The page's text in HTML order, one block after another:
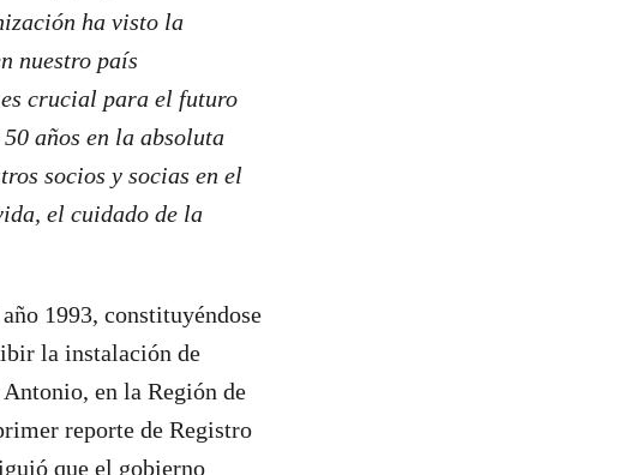
ha visto la
nuestro país
crucial para el futuro
años en la absoluta
socios y socias en el
el cuidado de la
1993, constituyéndose
la instalación de
en la Región de
reporte de Registro
que el gobierno